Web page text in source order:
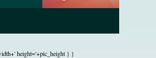
height='+pic_height } }